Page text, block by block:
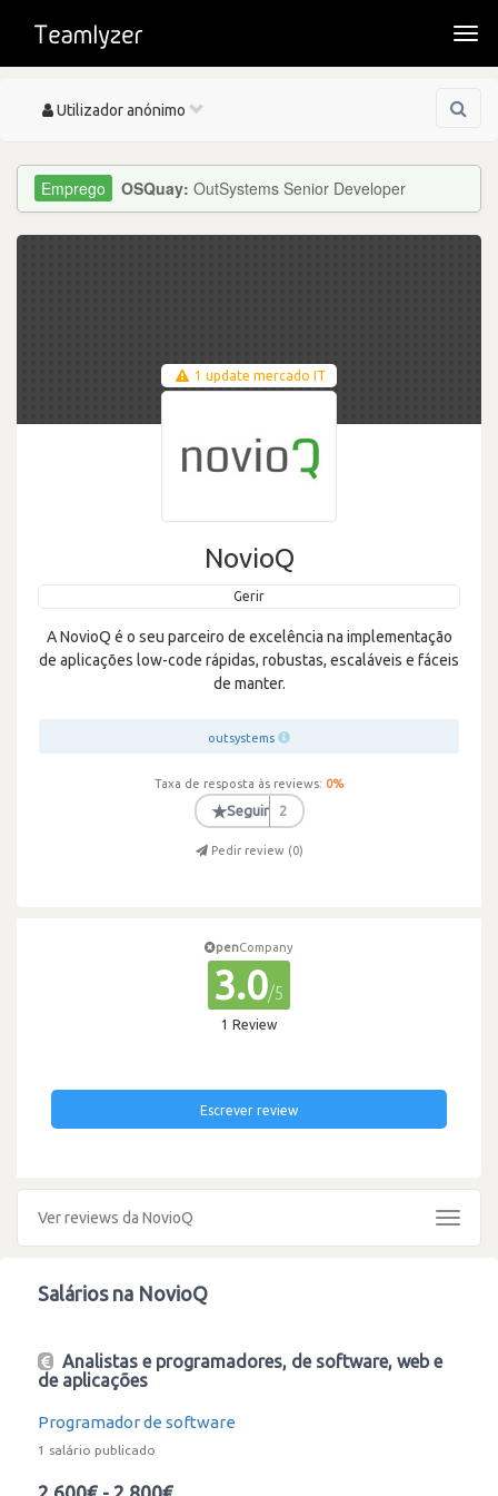
Toggle
Utilizador anónimo
OSQuay: OutSystems Senior Developer
1 update mercado IT
NovioQ
Gerir
A NovioQ é o seu parceiro de excelência na implementação
de aplicações low-code rápidas, robustas, escaláveis e fáceis
de manter.
outsystems
Taxa de resposta às reviews: 0%
★Seguir 2
Pedir review (0)
penCompany
3.0/5
1 Review
Escrever review
Ver reviews da NovioQ
Toggle
Salários na NovioQ
Analistas e programadores, de software, web e
de aplicações
Programador de software
1 salário publicado